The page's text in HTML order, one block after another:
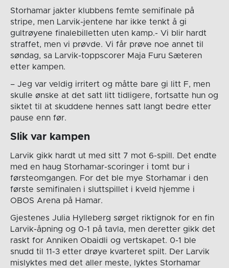
Storhamar jakter klubbens femte semifinale på
stripe, men Larvik-jentene har ikke tenkt å gi
gultrøyene finalebilletten uten kamp.- Vi blir hardt
straffet, men vi prøvde. Vi får prøve noe annet til
søndag, sa Larvik-toppscorer Maja Furu Sæteren
etter kampen.
– Jeg var veldig irritert og måtte bare gi litt F, men
skulle ønske at det satt litt tidligere, fortsatte hun og
siktet til at skuddene hennes satt langt bedre etter
pause enn før.
Slik var kampen
Larvik gikk hardt ut med sitt 7 mot 6-spill. Det endte
med en haug Storhamar-scoringer i tomt bur i
førsteomgangen. For det ble mye Storhamar i den
første semifinalen i sluttspillet i kveld hjemme i
OBOS Arena på Hamar.
Gjestenes Julia Hylleberg sørget riktignok for en fin
Larvik-åpning og 0-1 på tavla, men deretter gikk det
raskt for Anniken Obaidli og vertskapet. 0-1 ble
snudd til 11-3 etter drøye kvarteret spilt. Der Larvik
mislyktes med det aller meste, lyktes Storhamar